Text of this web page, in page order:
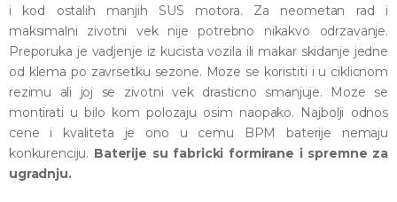
i kod ostalih manjih SUS motora. Za neometan rad i
maksimalni zivotni vek nije potrebno nikakvo odrzavanje.
Preporuka je vadjenje iz kucista vozila ili makar skidanje jedne
od klema po zavrsetku sezone. Moze se koristiti i u ciklicnom
rezimu ali joj se zivotni vek drasticno smanjuje. Moze se
montirati u bilo kom polozaju osim naopako. Najbolji odnos
cene i kvaliteta je ono u cemu BPM baterije nemaju
konkurenciju. Baterije su fabricki formirane i spremne za
ugradnju.